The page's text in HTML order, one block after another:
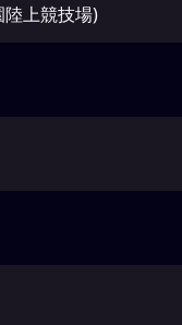
上競技場)